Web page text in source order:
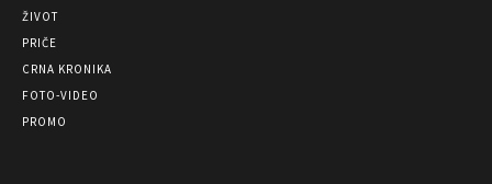
ŽIVOT
PRIČE
CRNA KRONIKA
FOTO-VIDEO
PROMO